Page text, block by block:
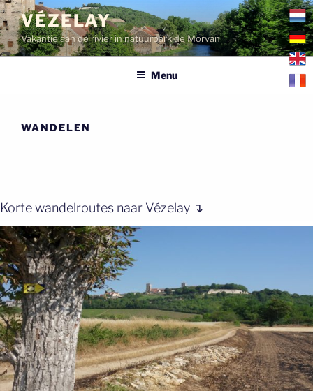
Ga
naar
de
inhoud
VÉZELAY
Vakantie aan de rivier in natuurpark de Morvan
Menu
WANDELEN
Korte wandelroutes naar Vézelay ↴